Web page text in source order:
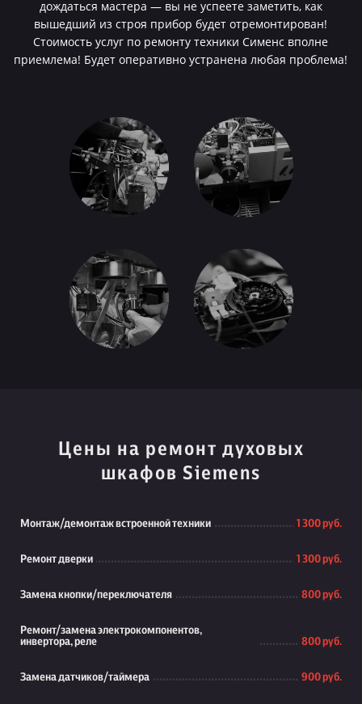
дождаться мастера — вы не успеете заметить, как
вышедший из строя прибор будет отремонтирован!
Стоимость услуг по ремонту техники Сименс вполне
приемлема! Будет оперативно устранена любая проблема!
Цены на ремонт духовых
шкафов Siemens
Монтаж/демонтаж встроенной техники 1 300 руб.
Ремонт дверки 1 300 руб.
Замена кнопки/переключателя 800 руб.
Ремонт/замена электрокомпонентов,
инвертора, реле
800 руб.
Замена датчиков/таймера 900 руб.